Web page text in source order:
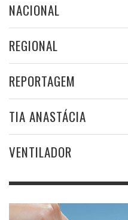
NACIONAL
REGIONAL
REPORTAGEM
TIA ANASTÁCIA
VENTILADOR